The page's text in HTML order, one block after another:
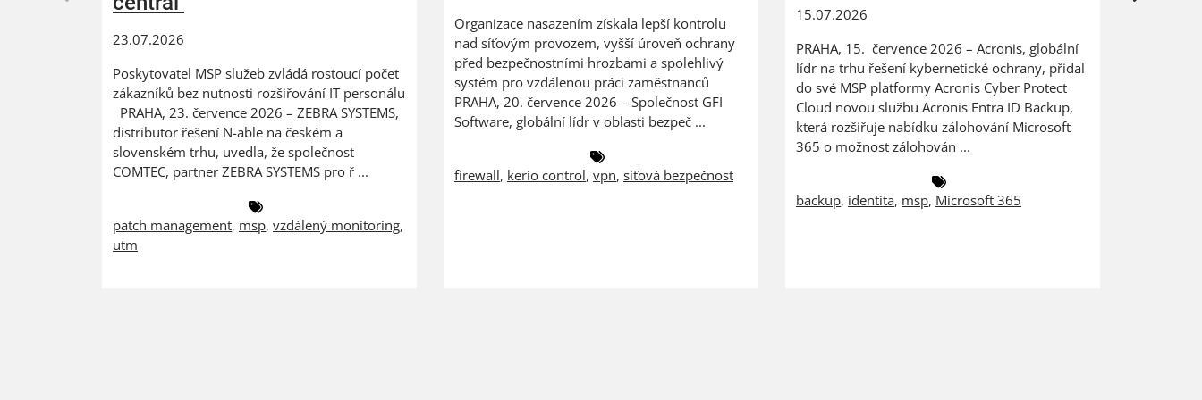
23.07.2026
Poskytovatel MSP služeb zvládá rostoucí počet
zákazníků bez nutnosti rozšiřování IT personálu
PRAHA, 23. července 2026 – ZEBRA SYSTEMS,
distributor řešení N-able na českém a
slovenském trhu, uvedla, že společnost
COMTEC, partner ZEBRA SYSTEMS pro ř ...
patch management, msp, vzdálený monitoring,
utm
Organizace nasazením získala lepší kontrolu
nad síťovým provozem, vyšší úroveň ochrany
před bezpečnostními hrozbami a spolehlivý
systém pro vzdálenou práci zaměstnanců
PRAHA, 20. července 2026 – Společnost GFI
Software, globální lídr v oblasti bezpeč ...
firewall, kerio control, vpn, síťová bezpečnost
15.07.2026
PRAHA, 15. července 2026 – Acronis, globální
lídr na trhu řešení kybernetické ochrany, přidal
do své MSP platformy Acronis Cyber Protect
Cloud novou službu Acronis Entra ID Backup,
která rozšiřuje nabídku zálohování Microsoft
365 o možnost zálohován ...
backup, identita, msp, Microsoft 365